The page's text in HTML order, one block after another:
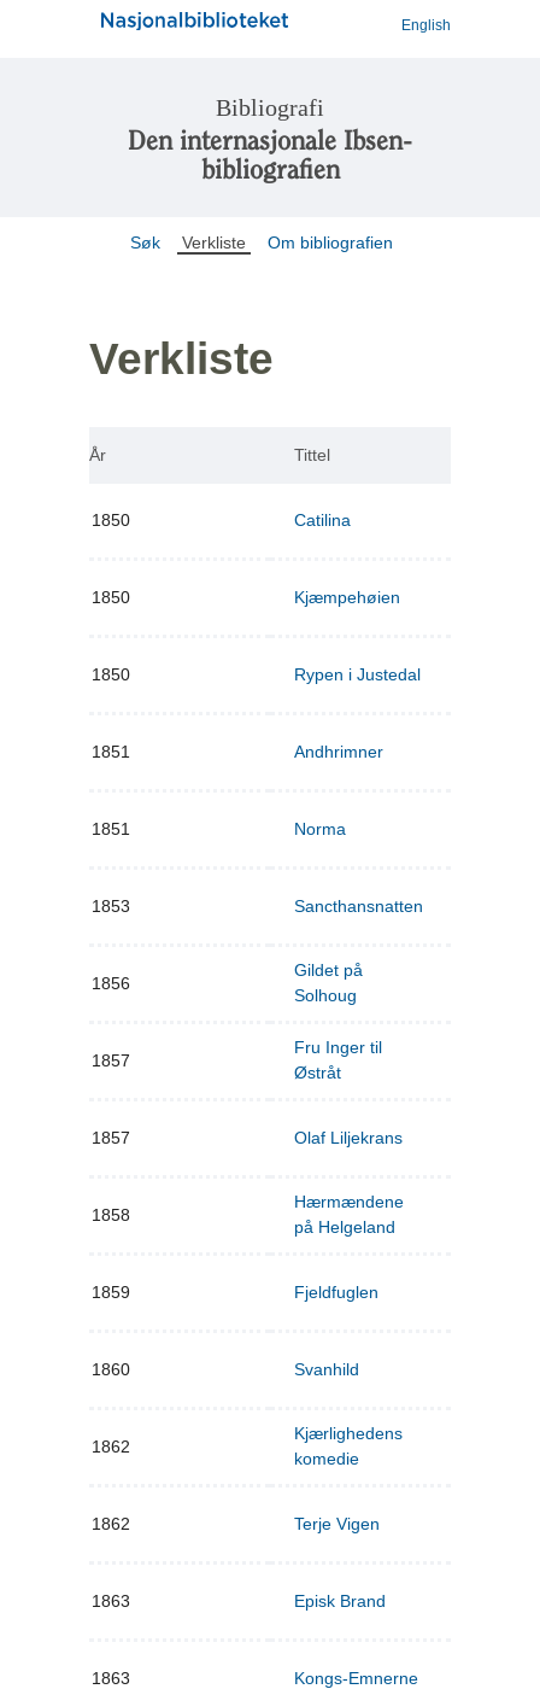
English
Bibliografi
Den internasjonale Ibsen-
bibliografien
Søk Verkliste Om bibliografien
Verkliste
År Tittel
1850 Catilina
1850 Kjæmpehøien
1850 Rypen i Justedal
1851 Andhrimner
1851 Norma
1853 Sancthansnatten
1856
Gildet på
Solhoug
1857
Fru Inger til
Østråt
1857 Olaf Liljekrans
1858
Hærmændene
på Helgeland
1859 Fjeldfuglen
1860 Svanhild
1862
Kjærlighedens
komedie
1862 Terje Vigen
1863 Episk Brand
1863 Kongs-Emnerne